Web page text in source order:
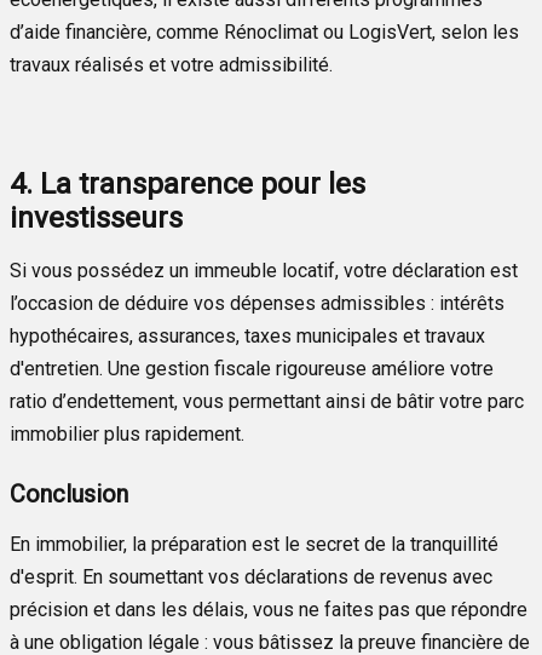
d’aide financière, comme Rénoclimat ou LogisVert, selon les
travaux réalisés et votre admissibilité.
4. La transparence pour les
investisseurs
Si vous possédez un immeuble locatif, votre déclaration est
l’occasion de déduire vos dépenses admissibles : intérêts
hypothécaires, assurances, taxes municipales et travaux
d'entretien. Une gestion fiscale rigoureuse améliore votre
ratio d’endettement, vous permettant ainsi de bâtir votre parc
immobilier plus rapidement.
Conclusion
En immobilier, la préparation est le secret de la tranquillité
d'esprit. En soumettant vos déclarations de revenus avec
précision et dans les délais, vous ne faites pas que répondre
à une obligation légale : vous bâtissez la preuve financière de